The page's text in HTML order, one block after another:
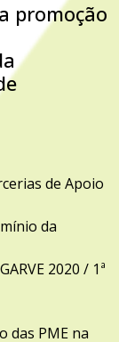
promoção
de Apoio
da
2020 / 1ª
das PME na